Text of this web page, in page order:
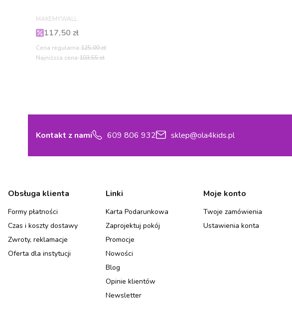
PRODUCENT
MAKEMYWALL
Cena promocyjna
117,50 zł
Cena regularna:125,00 zł
Najniższa cena:103,55 zł
Kontakt z nami 609 806 932 sklep@ola4kids.pl
Linki w stopce
Obsługa klienta
Formy płatności
Czas i koszty dostawy
Zwroty, reklamacje
Oferta dla instytucji
Linki
Karta Podarunkowa
Zaprojektuj pokój
Promocje
Nowości
Blog
Opinie klientów
Newsletter
Moje konto
Twoje zamówienia
Ustawienia konta